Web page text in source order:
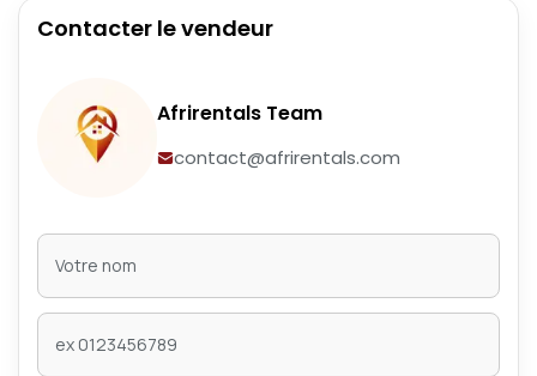
Contacter le vendeur
Afrirentals Team
contact@afrirentals.com